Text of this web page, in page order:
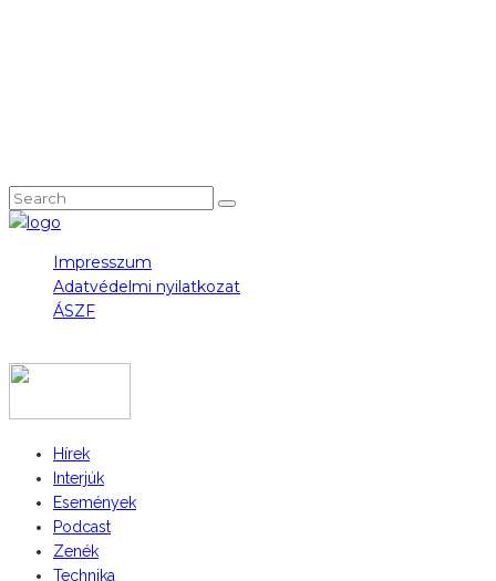
Impresszum
Adatvédelmi nyilatkozat
ÁSZF
Hírek
Interjúk
Események
Podcast
Zenék
Technika